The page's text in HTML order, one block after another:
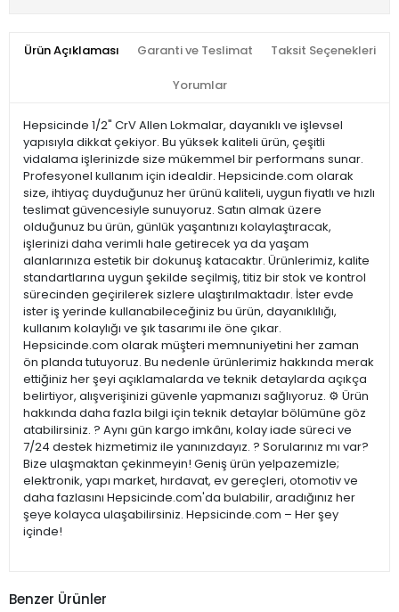
Ürün Açıklaması Garanti ve Teslimat Taksit Seçenekleri
Yorumlar
Hepsicinde 1/2" CrV Allen Lokmalar, dayanıklı ve işlevsel
yapısıyla dikkat çekiyor. Bu yüksek kaliteli ürün, çeşitli
vidalama işlerinizde size mükemmel bir performans sunar.
Profesyonel kullanım için idealdir. Hepsicinde.com olarak
size, ihtiyaç duyduğunuz her ürünü kaliteli, uygun fiyatlı ve hızlı
teslimat güvencesiyle sunuyoruz. Satın almak üzere
olduğunuz bu ürün, günlük yaşantınızı kolaylaştıracak,
işlerinizi daha verimli hale getirecek ya da yaşam
alanlarınıza estetik bir dokunuş katacaktır. Ürünlerimiz, kalite
standartlarına uygun şekilde seçilmiş, titiz bir stok ve kontrol
sürecinden geçirilerek sizlere ulaştırılmaktadır. İster evde
ister iş yerinde kullanabileceğiniz bu ürün, dayanıklılığı,
kullanım kolaylığı ve şık tasarımı ile öne çıkar.
Hepsicinde.com olarak müşteri memnuniyetini her zaman
ön planda tutuyoruz. Bu nedenle ürünlerimiz hakkında merak
ettiğiniz her şeyi açıklamalarda ve teknik detaylarda açıkça
belirtiyor, alışverişinizi güvenle yapmanızı sağlıyoruz. ⚙️ Ürün
hakkında daha fazla bilgi için teknik detaylar bölümüne göz
atabilirsiniz. ? Aynı gün kargo imkânı, kolay iade süreci ve
7/24 destek hizmetimiz ile yanınızdayız. ? Sorularınız mı var?
Bize ulaşmaktan çekinmeyin! Geniş ürün yelpazemizle;
elektronik, yapı market, hırdavat, ev gereçleri, otomotiv ve
daha fazlasını Hepsicinde.com'da bulabilir, aradığınız her
şeye kolayca ulaşabilirsiniz. Hepsicinde.com – Her şey
içinde!
Benzer Ürünler